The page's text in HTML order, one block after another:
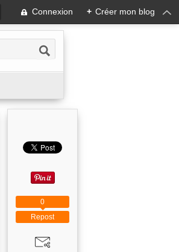
Connexion + Créer mon blog
Repost
0